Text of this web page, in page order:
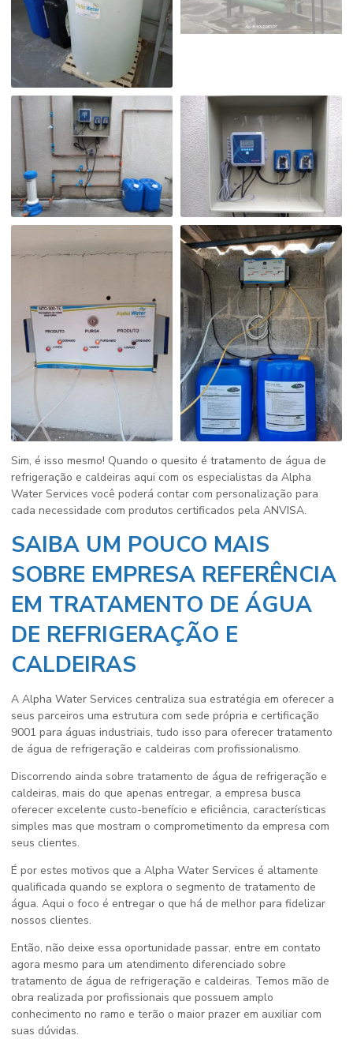
Sim, é isso mesmo! Quando o quesito é tratamento de água de
refrigeração e caldeiras aqui com os especialistas da Alpha
Water Services você poderá contar com personalização para
cada necessidade com produtos certificados pela ANVISA.
SAIBA UM POUCO MAIS
SOBRE EMPRESA REFERÊNCIA
EM TRATAMENTO DE ÁGUA
DE REFRIGERAÇÃO E
CALDEIRAS
A Alpha Water Services centraliza sua estratégia em oferecer a
seus parceiros uma estrutura com sede própria e certificação
9001 para águas industriais, tudo isso para oferecer tratamento
de água de refrigeração e caldeiras com profissionalismo.
Discorrendo ainda sobre tratamento de água de refrigeração e
caldeiras, mais do que apenas entregar, a empresa busca
oferecer excelente custo-benefício e eficiência, características
simples mas que mostram o comprometimento da empresa com
seus clientes.
É por estes motivos que a Alpha Water Services é altamente
qualificada quando se explora o segmento de tratamento de
água. Aqui o foco é entregar o que há de melhor para fidelizar
nossos clientes.
Então, não deixe essa oportunidade passar, entre em contato
agora mesmo para um atendimento diferenciado sobre
tratamento de água de refrigeração e caldeiras. Temos mão de
obra realizada por profissionais que possuem amplo
conhecimento no ramo e terão o maior prazer em auxiliar com
suas dúvidas.